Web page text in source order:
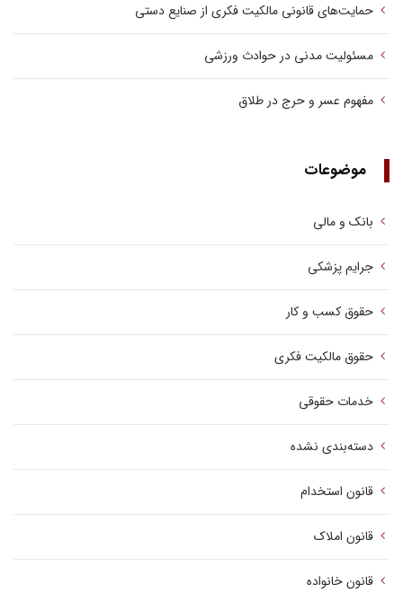
حمایت‌های قانونی مالکیت فکری از صنایع دستی
مسئولیت مدنی در حوادث ورزشی
مفهوم عسر و حرج در طلاق
موضوعات
بانک و مالی
جرایم پزشکی
حقوق کسب‌ و کار
حقوق مالکیت فکری
خدمات حقوقی
دسته‌بندی نشده
قانون استخدام
قانون املاک
قانون خانواده